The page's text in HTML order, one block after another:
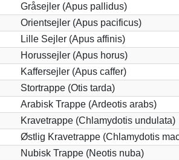
Gråsejler (Apus pallidus)
Orientsejler (Apus pacificus)
Lille Sejler (Apus affinis)
Horussejler (Apus horus)
Kaffersejler (Apus caffer)
Stortrappe (Otis tarda)
Arabisk Trappe (Ardeotis arabs)
Kravetrappe (Chlamydotis undulata)
Østlig Kravetrappe (Chlamydotis
Nubisk Trappe (Neotis nuba)